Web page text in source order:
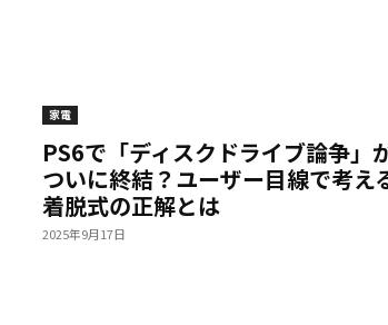
家電
PS6で「ディスクドライブ論争」
ついに終結？ユーザー目線で考え
着脱式の正解とは
2025年9月17日